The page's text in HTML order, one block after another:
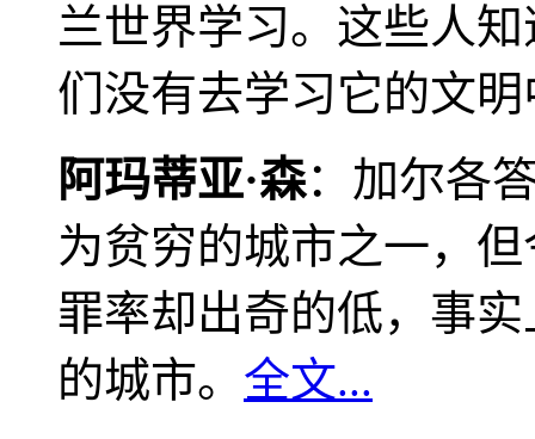
兰世界学习。这些人
们没有去学习它的文
阿玛蒂亚·森：加尔各
为贫穷的城市之一，
罪率却出奇的低，事
的城市。 全文...